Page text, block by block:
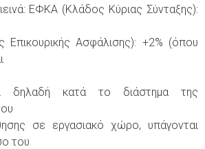
ΕΦΚΑ (Κλάδος Κύριας Σύνταξης):
Ασφάλισης): +2% (όπου
δηλαδή κατά το διάστημα της
σε εργασιακό χώρο, υπάγονται
του